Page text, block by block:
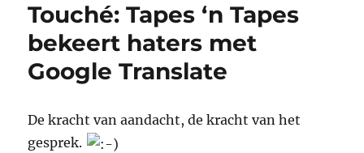
Touché: Tapes ‘n Tapes
bekeert haters met
Google Translate
De kracht van aandacht, de kracht van het
gesprek.